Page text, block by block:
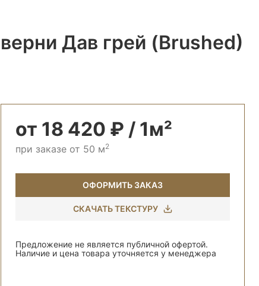
Дав грей (Brushed)
от 18 420 ₽ / 1м²
при заказе от 50 м2
ОФОРМИТЬ ЗАКАЗ
СКАЧАТЬ ТЕКСТУРУ
Предложение не является публичной офертой.
Наличие и цена товара уточняется у менеджера